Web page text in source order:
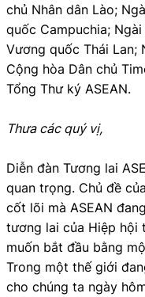
chủ Nhân dân Lào;
quốc Campuchia;
Vương quốc Thái Lan;
Cộng hòa Dân chủ
Tổng Thư ký ASEAN.
Thưa các quý vị,
Diễn đàn Tương lai
quan trọng. Chủ đề
cốt lõi mà ASEAN
tương lai của Hiệp hội
muốn bắt đầu bằng
Trong một thế giới
cho chúng ta ngày